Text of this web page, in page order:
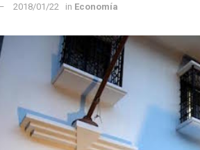
2018/01/22 in Economía